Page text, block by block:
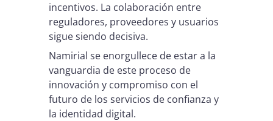
incentivos. La colaboración entre
reguladores, proveedores y usuarios
sigue siendo decisiva.
Namirial se enorgullece de estar a la
vanguardia de este proceso de
innovación y compromiso con el
futuro de los servicios de confianza y
la identidad digital.